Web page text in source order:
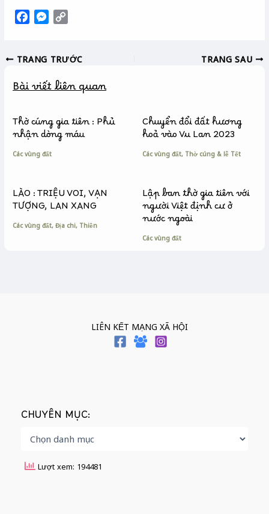
e
o
k
M
s
n
e
r
y
i
k
TRANG TRƯỚC TRANG SAU
Bài viết liên quan
Thờ cúng gia tiên : Phủ
nhận dòng máu
Các vùng đất
Chuyển đổi đất hương
hoả vào Vu Lan 2023
Các vùng đất, Thờ cúng & lễ Tết
LÀO : TRIỆU VOI, VẠN
TƯỢNG, LAN XANG
Các vùng đất,Địa chi, Thiền
Lập ban thờ gia tiên với
người Việt định cư ở
nước ngoài
Các vùng đất
LIÊN KẾT MẠNG XÃ HỘI
CHUYÊN MỤC:
Lượt xem: 194481